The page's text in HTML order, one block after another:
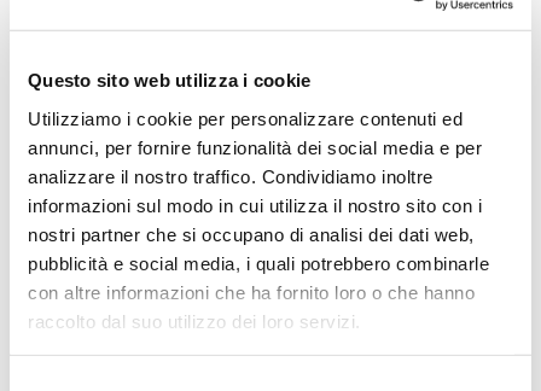
Questo sito web utilizza i cookie
Utilizziamo i cookie per personalizzare contenuti ed
annunci, per fornire funzionalità dei social media e per
analizzare il nostro traffico. Condividiamo inoltre
informazioni sul modo in cui utilizza il nostro sito con i
nostri partner che si occupano di analisi dei dati web,
pubblicità e social media, i quali potrebbero combinarle
con altre informazioni che ha fornito loro o che hanno
raccolto dal suo utilizzo dei loro servizi.
l’originalità della formula, per la qualità
delle proposte, e la capacità di far
dialogare l’arte nelle sue variegate forme
con il grande pubblico, a partire da una
situazione totalmente informale come
quella della spiaggia.
Non va poi dimenticato che fin dalla sua